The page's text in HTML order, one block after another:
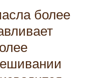
более